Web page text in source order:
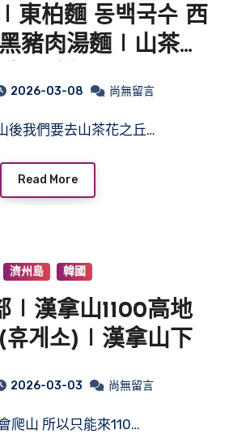
東柏麵 동백국수 西
豬肉湯麵∣山茶花
2026-03-08 尚無留言
山後我們要去山茶花之丘…
Read More
濟州島 韓國
∣漢拿山1100高地
휴게소)∣漢拿山下
2026-03-03 尚無留言
會爬山 所以只能來110…